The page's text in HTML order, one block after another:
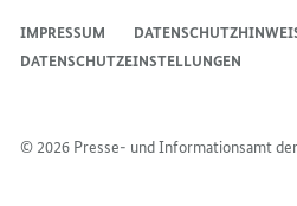
© 2026 Presse- und Informationsamt
IMPRESSUM
DATENSCHUTZEINSTELLUNGEN